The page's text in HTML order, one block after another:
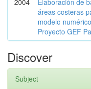
2004
Elaboración de
áreas costeras
modelo
Proyecto GEF
Discover
Subject